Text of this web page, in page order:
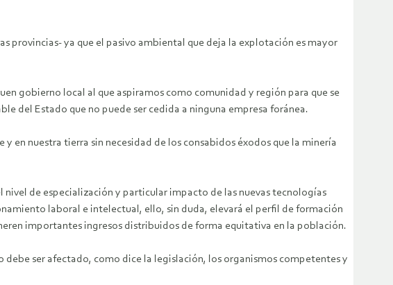
provincias- ya que el pasivo ambiental que deja la explotación es mayor
gobierno local al que aspiramos como comunidad y región para que se
del Estado que no puede ser cedida a ninguna empresa foránea.
en nuestra tierra sin necesidad de los consabidos éxodos que la minería
de especialización y particular impacto de las nuevas tecnologías
laboral e intelectual, ello, sin duda, elevará el perfil de formación
importantes ingresos distribuidos de forma equitativa en la población.
ser afectado, como dice la legislación, los organismos competentes y